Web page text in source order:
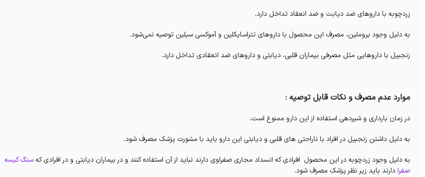
زردچوبه با داروهای ضد دیابت و ضد انعقاد تداخل دارد.
به دلیل وجود بروملین، مصرف این محصول با داروهای تتراسایکلین و آموکسی سیلین توصیه نمی‌شود.
زنجبیل با داروهایی مثل مصرفی بیماران قلبی، دیابتی و داروهای ضد انعقادی تداخل دارد.
موارد عدم مصرف و نکات قابل توصیه :
در زمان بارداری و شیردهی استفاده از این دارو ممنوع است.
به دلیل داشتن زنجبیل در افراد با ناراحتی های قلبی و دیابتی این دارو باید با مشورت پزشک مصرف شود.
به دلیل وجود زردچوبه در این محصول افرادی که انسداد مجاری صفراوی دارند نباید از آن استفاده کنند و در بیماران دیابتی و در افرادی کهسنگ کیسه
صفرادارند باید زیر نظر پزشک مصرف شود.